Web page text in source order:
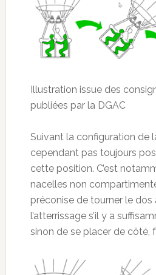
Illustration issue des
publiées par la DGAC
Suivant la configuration de
cependant pas toujours
cette position. C’est
nacelles non
préconise de tourner le dos
l’atterrissage s’il y a
sinon de se placer de côté,